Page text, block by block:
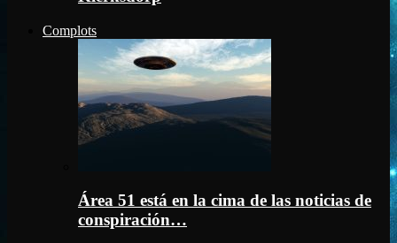
Complots
Área 51 está en la cima de las noticias de
conspiración…